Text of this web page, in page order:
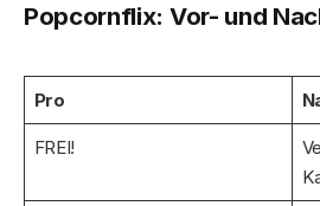
Popcornflix: Vor- und
Pro
FREI!